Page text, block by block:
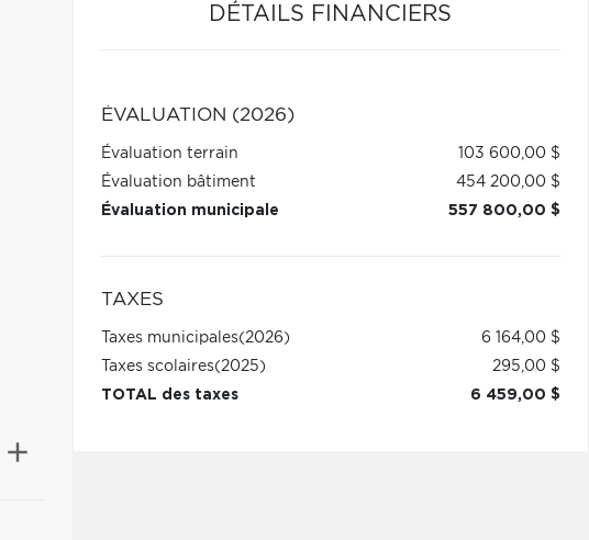
DÉTAILS FINANCIERS
ÉVALUATION (2026)
Évaluation terrain
103 600,00 $
Évaluation bâtiment
454 200,00 $
Évaluation municipale
557 800,00 $
TAXES
Taxes municipales(2026)
6 164,00 $
Taxes scolaires(2025)
295,00 $
TOTAL des taxes
6 459,00 $